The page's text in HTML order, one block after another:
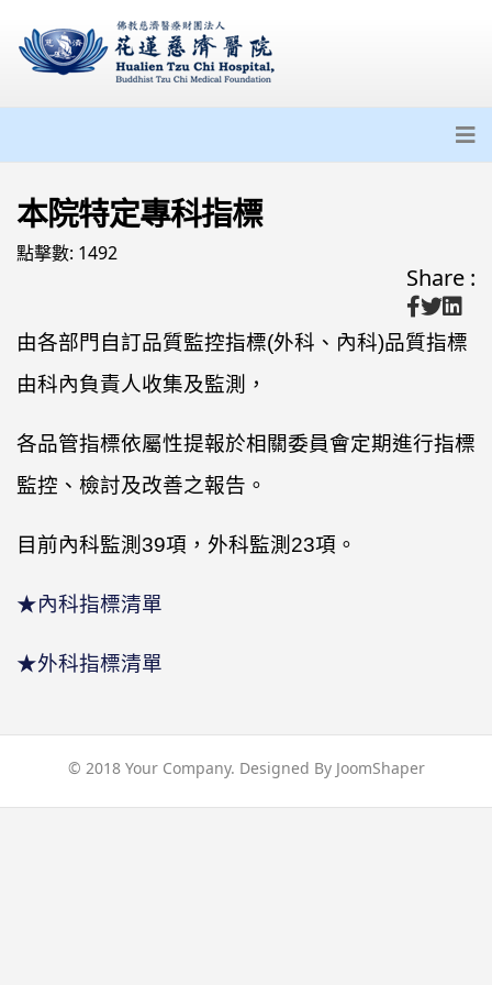
本院特定專科指標
點擊數: 1492
Share :
由各部門自訂品質監控指標(外科、內科)品質指標
由科內負責人收集及監測，
各品管指標依屬性提報於相關委員會定期進行指標
監控、檢討及改善之報告。
目前內科監測39項，外科監測23項。
★內科指標清單
★外科指標清單
© 2018 Your Company. Designed By JoomShaper